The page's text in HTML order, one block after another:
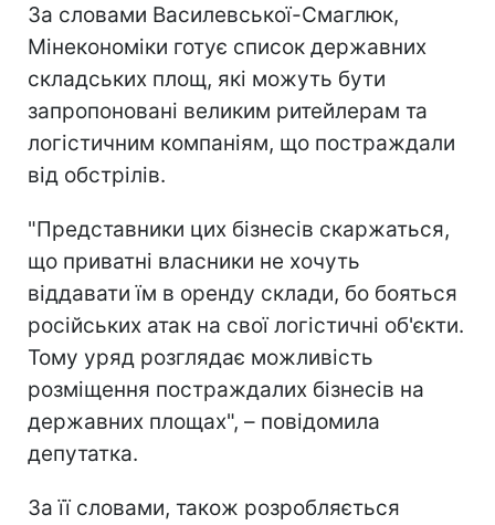
За словами Василевської-Смаглюк,
Мінекономіки готує список державних
складських площ, які можуть бути
запропоновані великим ритейлерам та
логістичним компаніям, що постраждали
від обстрілів.
"Представники цих бізнесів скаржаться,
що приватні власники не хочуть
віддавати їм в оренду склади, бо бояться
російських атак на свої логістичні об'єкти.
Тому уряд розглядає можливість
розміщення постраждалих бізнесів на
державних площах", – повідомила
депутатка.
За її словами, також розробляється